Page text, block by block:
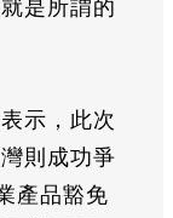
是所謂的
示，此次
則成功爭
產品豁免